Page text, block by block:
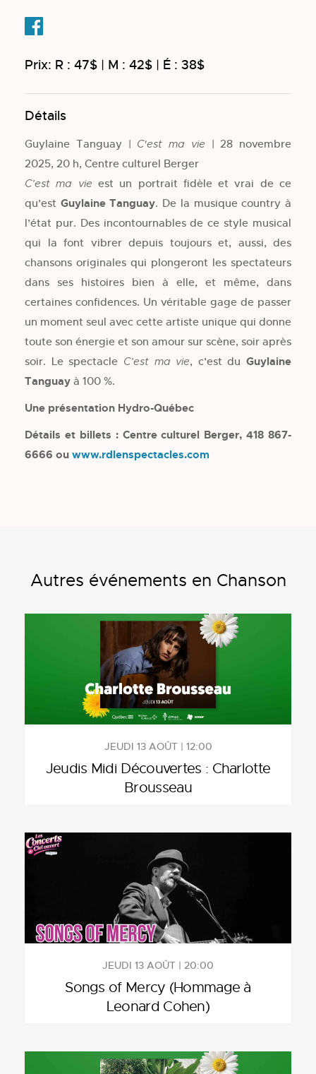
Prix: R : 47$ | M : 42$ | É : 38$
Détails
Guylaine Tanguay | C'est ma vie | 28 novembre
2025, 20 h, Centre culturel Berger
C’est ma vie est un portrait fidèle et vrai de ce
qu’est Guylaine Tanguay. De la musique country à
l’état pur. Des incontournables de ce style musical
qui la font vibrer depuis toujours et, aussi, des
chansons originales qui plongeront les spectateurs
dans ses histoires bien à elle, et même, dans
certaines confidences. Un véritable gage de passer
un moment seul avec cette artiste unique qui donne
toute son énergie et son amour sur scène, soir après
soir. Le spectacle C’est ma vie, c’est du Guylaine
Tanguay à 100 %.
Une présentation Hydro-Québec
Détails et billets : Centre culturel Berger, 418 867-
6666 ou www.rdlenspectacles.com
Autres événements en Chanson
JEUDI 13 AOÛT | 12:00
Jeudis Midi Découvertes : Charlotte
Brousseau
JEUDI 13 AOÛT | 20:00
Songs of Mercy (Hommage à
Leonard Cohen)